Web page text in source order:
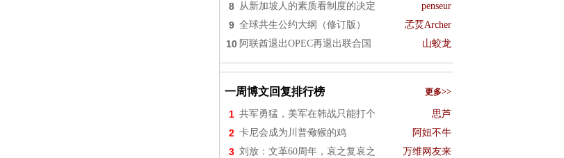
8 从新加坡人的素质看制度的决定 penseur
9 全球共生公约大纲（修订版） 孞烎Archer
10 阿联酋退出OPEC再退出联合国 山蛟龙
一周博文回复排行榜 更多>>
1 共军勇猛，美军在韩战只能打个 思芦
2 卡尼会成为川普儆猴的鸡 阿妞不牛
3 刘放：文革60周年，哀之复哀之 万维网友来